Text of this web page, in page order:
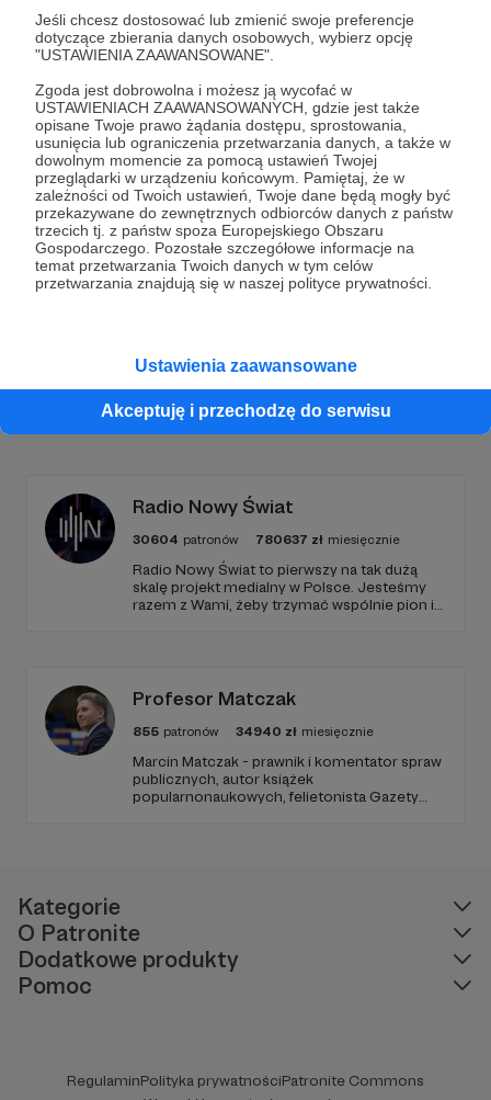
Jeśli chcesz dostosować lub zmienić swoje preferencje
dotyczące zbierania danych osobowych, wybierz opcję
"USTAWIENIA ZAAWANSOWANE".
Zgoda jest dobrowolna i możesz ją wycofać w
USTAWIENIACH ZAAWANSOWANYCH, gdzie jest także
opisane Twoje prawo żądania dostępu, sprostowania,
usunięcia lub ograniczenia przetwarzania danych, a także w
dowolnym momencie za pomocą ustawień Twojej
przeglądarki w urządzeniu końcowym. Pamiętaj, że w
zależności od Twoich ustawień, Twoje dane będą mogły być
przekazywane do zewnętrznych odbiorców danych z państw
trzecich tj. z państw spoza Europejskiego Obszaru
Gospodarczego. Pozostałe szczegółowe informacje na
temat przetwarzania Twoich danych w tym celów
przetwarzania znajdują się w naszej polityce prywatności.
Ustawienia zaawansowane
Akceptuję i przechodzę do serwisu
poruszamy znacznie więcej. Jakie są rodzaje masażu, jak
zostać masażystą? Będzie też o zazdrości. Posłuchajcie.
Dołącz do grona Patronów!
Wesprzyj działalność Autoraludzie są ciekawijuż
teraz!
Zostań Patronem
Promowani autorzy
Radio Nowy Świat
30604 patronów 780637 zł miesięcznie
Radio Nowy Świat to pierwszy na tak dużą
skalę projekt medialny w Polsce. Jesteśmy
razem z Wami, żeby trzymać wspólnie pion i
Profesor Matczak
855 patronów 34940 zł miesięcznie
Marcin Matczak - prawnik i komentator spraw
publicznych, autor książek
popularnonaukowych, felietonista Gazety
Kategorie
O Patronite
Dodatkowe produkty
Pomoc
RegulaminPolityka prywatnościPatronite Commons